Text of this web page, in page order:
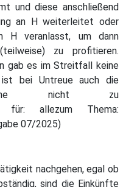
und diese anschließend
an H weiterleitet oder
H veranlasst, um dann
zu profitieren.
gab es im Streitfall keine
ist bei Untreue auch die
nicht zu
für: allezum Thema:
07/2025)
nachgehen, egal ob
sind die Einkünfte